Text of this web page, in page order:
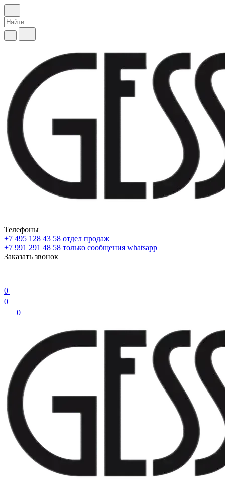
Телефоны
+7 495 128 43 58 отдел продаж
+7 991 291 48 58 только сообщения whatsapp
Заказать звонок
0
0
0